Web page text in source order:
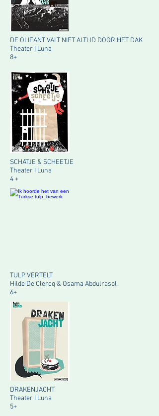
DE OLIFANT VALT NIET ALTIJD DOOR HET DAK
Theater I Luna
8+
SCHATJE & SCHEETJE
Theater I Luna
4 +
TULP VERTELT
Hilde De Clercq & Osama Abdulrasol
6+
DRAKENJACHT
Theater I Luna
5+